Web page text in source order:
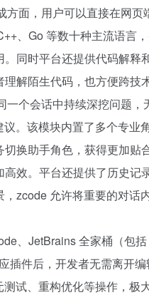
面，用户可以直接在网页
、Go 等数十种主流语言
同时平台还提供代码解释
解陌生代码，也方便跨技
个会话中持续深挖问题，
。该模块内置了多个专业
换助手角色，获得更加贴
效。平台还提供了历史记
zcode 允许将重要的对话
、JetBrains 全家桶（包括
插件后，开发者无需离开
试、重构优化等操作，极
1
扎克伯格，跟
6 星巴克卖身、库迪踩